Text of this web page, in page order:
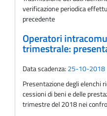
verificazione periodica
precedente
Operatori
trimestrale:
Data scadenza: 25-10-2018
Presentazione degli elenchi
cessioni di beni e delle
trimestre del 2018 nei